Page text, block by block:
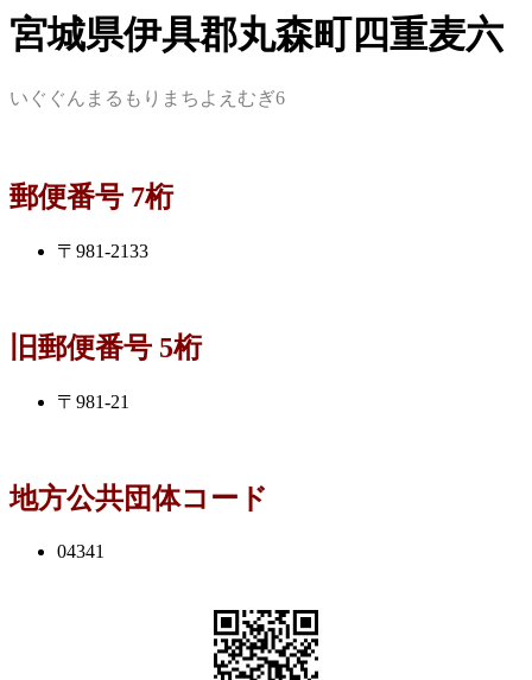
宮城県伊具郡丸森町四重麦六
いぐぐんまるもりまちよえむぎ6
郵便番号 7桁
〒981-2133
旧郵便番号 5桁
〒981-21
地方公共団体コード
04341